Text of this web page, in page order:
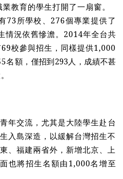
教育的學生打開了一扇窗。
73所學校、276個專業提供了
情況依舊慘澹。2014年全台共
校參與招生，同樣提供1,000
名額，僅招到293人，成績不甚
年交流，尤其是大陸學生赴台
入島深造，以緩解台灣招生不
、福建兩省外，新增北京、上
也將招生名額由1,000名增至